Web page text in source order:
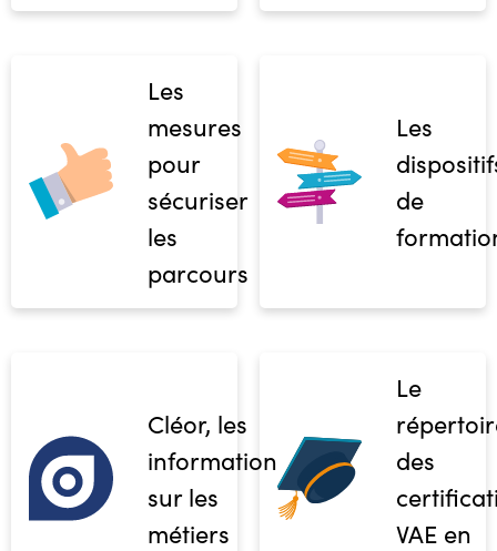
Les
mesures
pour
sécuriser
les
parcours
Les
de
Cléor, les
informations
sur les
métiers
Le
des
VAE en